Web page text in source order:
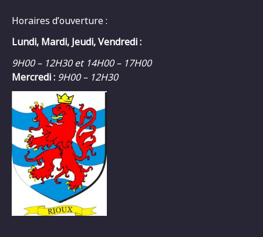
Horaires d’ouverture :
Lundi, Mardi, Jeudi, Vendredi :
9H00 – 12H30 et 14H00 – 17H00
Mercredi : 9H00 – 12H30